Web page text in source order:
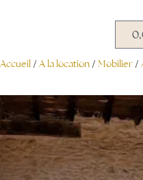
Accueil / A la location / Mobilier /